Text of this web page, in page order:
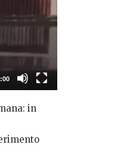
in